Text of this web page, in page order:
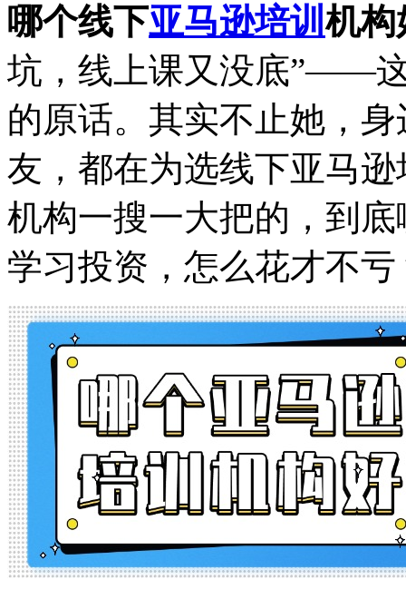
哪个线下亚马逊培训机构
坑，线上课又没底”——
的原话。其实不止她，
友，都在为选线下亚马
机构一搜一大把的，到
学习投资，怎么花才不亏